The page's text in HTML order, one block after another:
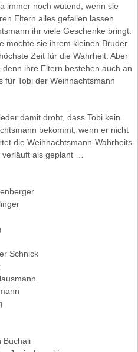
immer noch wütend, wenn sie
Eltern alles gefallen lassen
ihr viele Geschenke bringt.
möchte sie ihrem kleinen Bruder
Zeit für die Wahrheit. Aber
ihre Eltern bestehen auch an
für Tobi der Weihnachtsmann
damit droht, dass Tobi kein
bekommt, wenn er nicht
die Weihnachtsmann-Wahrheits-
als geplant …
Schnick
Buchali